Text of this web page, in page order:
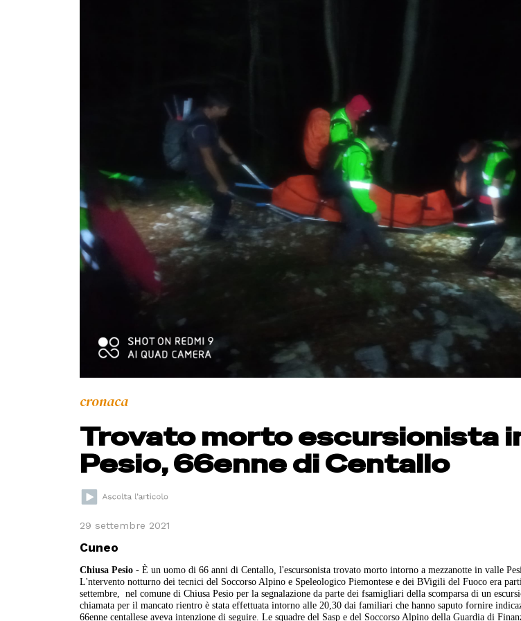
cronaca
Trovato morto escursionista
Pesio, 66enne di Centallo
29 settembre 2021
Cuneo
Chiusa Pesio - È un uomo di 66 anni di Centallo, l'escursonista trovato morto intorno a mezzanotte in valle
L'ntervento notturno dei tecnici del Soccorso Alpino e Speleologico Piemontese e dei BVigili del Fuoco era
settembre, nel comune di Chiusa Pesio per la segnalazione da parte dei fsamigliari della scomparsa di un
chiamata per il mancato rientro è stata effettuata intorno alle 20,30 dai familiari che hanno saputo fornire
66enne centallese aveva intenzione di seguire. Le squadre del Sasp e del Soccorso Alpino della Guardia di